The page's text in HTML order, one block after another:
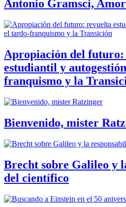
Antonio Gramsci,
Apropiación del
estudiantil y
franquismo y la
Bienvenido, mister
Brecht sobre Galileo y
del científico